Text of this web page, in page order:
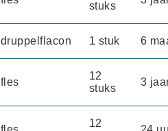
stuks
druppelflacon 1 stuk 6
fles
12
stuks
3
12